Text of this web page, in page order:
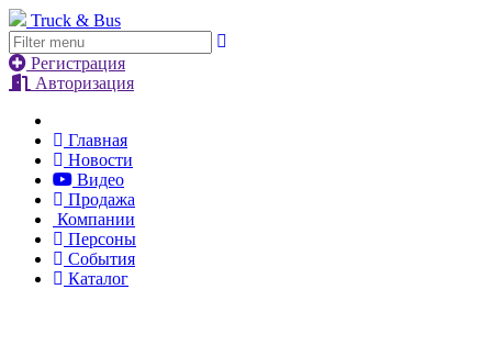
Truck & Bus
Регистрация
Авторизация
Главная
Новости
Видео
Продажа
Компании
Персоны
События
Каталог